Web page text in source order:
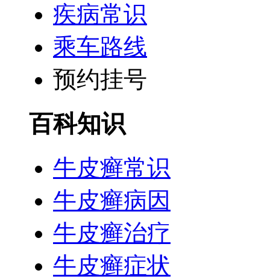
疾病常识
乘车路线
预约挂号
百科知识
牛皮癣常识
牛皮癣病因
牛皮癣治疗
牛皮癣症状